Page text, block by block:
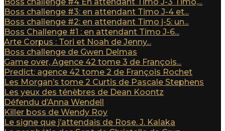
Boss challenge #3: en attendant Timo J-4 et...
Boss challenge #2: en attendant Timo j-5: un...
Boss Challenge #1 : en attendant Timo J-6...
Arte Corpus : Tori et Noah de Jenny...
Boss challenge de Gwen Delmas
Game over, Agence 42 tome 3 de François...
Predict: agence 42 tome 2 de François Rochet
Les Morgan’s tome 2 Curtis de Pascale Stephens
Les yeux des ténèbres de Dean Koontz
Défendu d’Anna Wendell
Killer boss de Wendy Roy
Le signe que j’attendais de Rose. J. Kalaka